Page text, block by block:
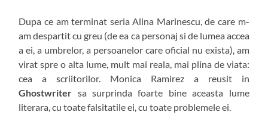
Dupa ce am terminat seria Alina Marinescu, de care m-
am despartit cu greu (de ea ca personaj si de lumea accea
a ei, a umbrelor, a persoanelor care oficial nu exista), am
virat spre o alta lume, mult mai reala, mai plina de viata:
cea a scriitorilor. Monica Ramirez a reusit in
Ghostwriter sa surprinda foarte bine aceasta lume
literara, cu toate falsitatile ei, cu toate problemele ei.